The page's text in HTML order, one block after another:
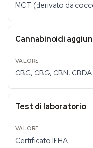
MCT (derivato da
Cannabinoidi
CBC, CBG, CBN, CBDA
Test di laboratorio
Certificato IFHA